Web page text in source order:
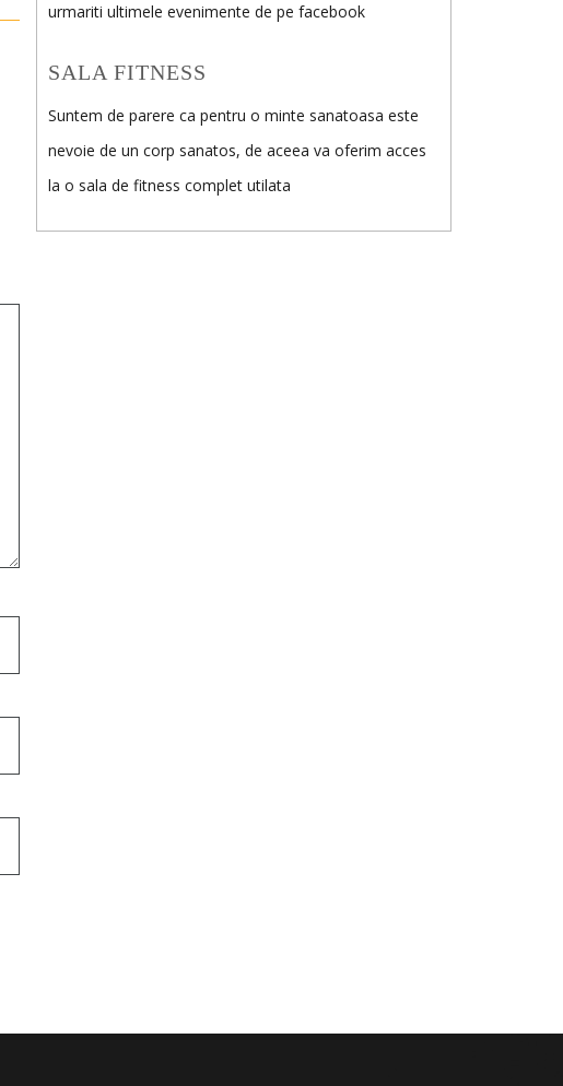
urmariti ultimele evenimente de pe facebook
SALA FITNESS
Suntem de parere ca pentru o minte sanatoasa este
nevoie de un corp sanatos, de aceea va oferim acces
la o sala de fitness complet utilata